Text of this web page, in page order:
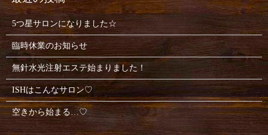
5つ星サロンになりました☆
臨時休業のお知らせ
無針水光注射エステ始まりました！
ISHはこんなサロン♡
空きから始まる…♡